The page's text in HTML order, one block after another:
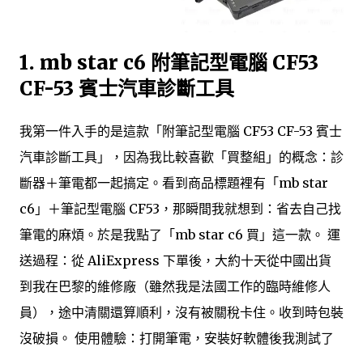
1. mb star c6 附筆記型電腦 CF53
CF-53 賓士汽車診斷工具
我第一件入手的是這款「附筆記型電腦 CF53 CF-53 賓士
汽車診斷工具」，因為我比較喜歡「買整組」的概念：診
斷器＋筆電都一起搞定。看到商品標題裡有「mb star
c6」＋筆記型電腦 CF53，那瞬間我就想到：省去自己找
筆電的麻煩。於是我點了「mb star c6 買」這一款。 運
送過程：從 AliExpress 下單後，大約十天從中國出貨
到我在巴黎的維修廠（雖然我是法國工作的臨時維修人
員），途中清關還算順利，沒有被關稅卡住。收到時包裝
沒破損。 使用體驗：打開筆電，安裝好軟體後我測試了